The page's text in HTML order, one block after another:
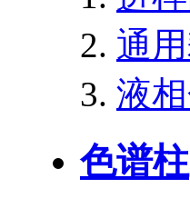
通
液
色谱柱